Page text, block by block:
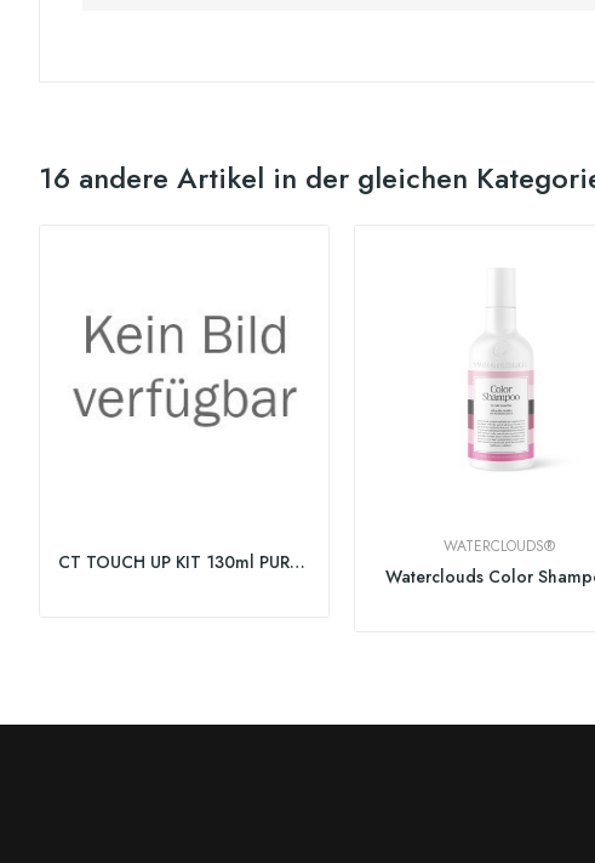
16 andere Artikel in der gleichen
CT TOUCH UP KIT 130ml PURE_NATURALS 4/0
WATERCLOUDS®
Waterclouds Color